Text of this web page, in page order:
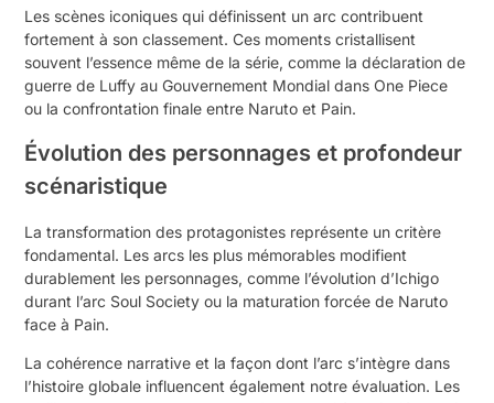
Les scènes iconiques qui définissent un arc contribuent
fortement à son classement. Ces moments cristallisent
souvent l’essence même de la série, comme la déclaration de
guerre de Luffy au Gouvernement Mondial dans One Piece
ou la confrontation finale entre Naruto et Pain.
Évolution des personnages et profondeur
scénaristique
La transformation des protagonistes représente un critère
fondamental. Les arcs les plus mémorables modifient
durablement les personnages, comme l’évolution d’Ichigo
durant l’arc Soul Society ou la maturation forcée de Naruto
face à Pain.
La cohérence narrative et la façon dont l’arc s’intègre dans
l’histoire globale influencent également notre évaluation. Les